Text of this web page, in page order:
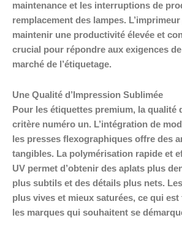
maintenance et les interruptions de
remplacement des lampes.
maintenir une productivité élevée et
crucial pour répondre aux exigences
marché de l’étiquetage.
Une Qualité d’Impression Sublimée
Pour les étiquettes premium, la qualité
critère numéro un. L’intégration de
les presses flexographiques offre des
tangibles. La polymérisation rapide et
UV permet d’obtenir des aplats plus
plus subtils et des détails plus nets.
plus vives et mieux saturées, ce qui
les marques qui souhaitent se